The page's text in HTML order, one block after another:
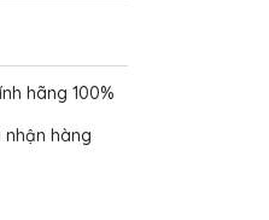
hãng 100%
nhận hàng